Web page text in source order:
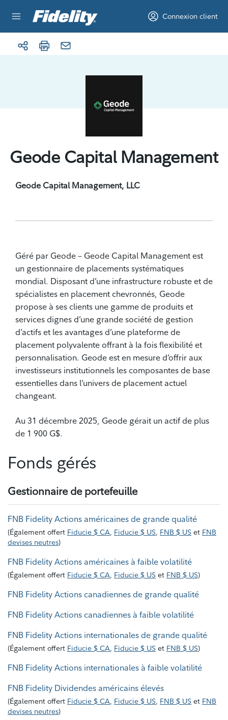
Connexion client
Geode Capital Management
Geode Capital Management, LLC
Géré par Geode – Geode Capital Management est
un gestionnaire de placements systématiques
mondial. Disposant d’une infrastructure robuste et de
spécialistes en placement chevronnés, Geode
propose à ses clients une gamme de produits et
services dignes d’une grande société de gestion
d’actifs et les avantages d’une plateforme de
placement polyvalente offrant à la fois flexibilité et
personnalisation. Geode est en mesure d’offrir aux
investisseurs institutionnels les composantes de base
essentielles dans l’univers de placement actuel
changeant.
Au 31 décembre 2025, Geode gérait un actif de plus
de 1 900 G$.
Fonds gérés
Gestionnaire de portefeuille
FNB Fidelity Actions américaines de grande qualité
(Également offert Fiducie $ CA, Fiducie $ US, FNB $ US et FNB
devises neutres)
FNB Fidelity Actions américaines à faible volatilité
(Également offert Fiducie $ CA, Fiducie $ US et FNB $ US)
FNB Fidelity Actions canadiennes de grande qualité
FNB Fidelity Actions canadiennes à faible volatilité
FNB Fidelity Actions internationales de grande qualité
(Également offert Fiducie $ CA, Fiducie $ US et FNB $ US)
FNB Fidelity Actions internationales à faible volatilité
FNB Fidelity Dividendes américains élevés
(Également offert Fiducie $ CA, Fiducie $ US, FNB $ US et FNB
devises neutres)